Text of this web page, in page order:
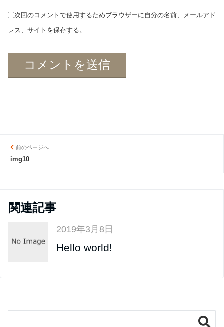
次回のコメントで使用するためブラウザーに自分の名前、メールアド
レス、サイトを保存する。
前のページへ
img10
関連記事
2019年3月8日
Hello world!